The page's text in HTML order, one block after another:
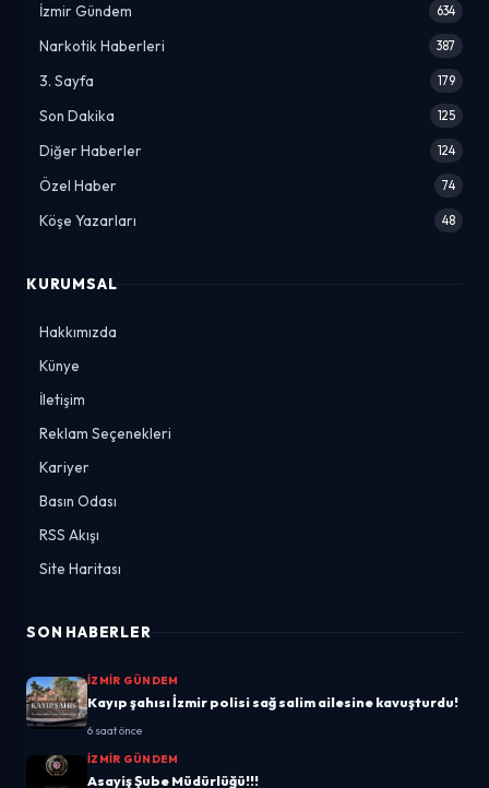
İzmir Gündem 634
Narkotik Haberleri 387
3. Sayfa 179
Son Dakika 125
Diğer Haberler 124
Özel Haber 74
Köşe Yazarları 48
KURUMSAL
Hakkımızda
Künye
İletişim
Reklam Seçenekleri
Kariyer
Basın Odası
RSS Akışı
Site Haritası
SON HABERLER
İZMIR GÜNDEM
Kayıp şahısı İzmir polisi sağ salim ailesine kavuşturdu!
6 saat önce
İZMIR GÜNDEM
Asayiş Şube Müdürlüğü!!!